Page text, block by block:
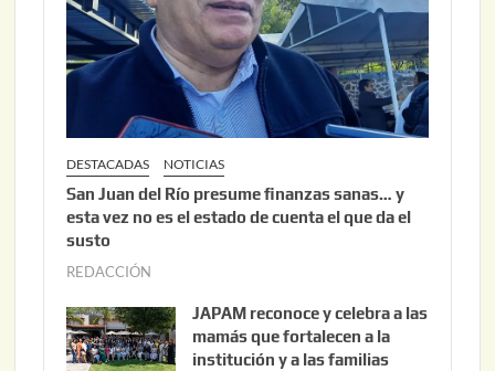
2
6
DESTACADAS NOTICIAS
San Juan del Río presume finanzas sanas… y
esta vez no es el estado de cuenta el que da el
susto
REDACCIÓN
o
s
JAPAM reconoce y celebra a las
mamás que fortalecen a la
institución y a las familias